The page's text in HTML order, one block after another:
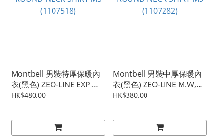
Montbell 男裝特厚保暖內
衣(黑色) ZEO-LINE EXP.
ROUND NECK SHIRT MS
HK$480.00
Montbell 男裝中厚保暖內
衣(黑色) ZEO-LINE M.W,
ROUND NECK SHIRT MS
HK$380.00